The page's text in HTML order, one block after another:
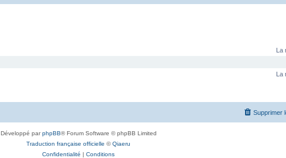
La
La
Supprimer
Développé parphpBB® Forum Software © phpBB Limited
Traduction française officielle ©Qiaeru
Confidentialité | Conditions